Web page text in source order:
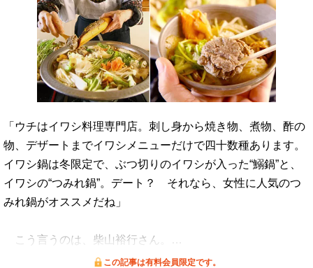
「ウチはイワシ料理専門店。刺し身から焼き物、煮物、酢の
物、デザートまでイワシメニューだけで四十数種あります。
イワシ鍋は冬限定で、ぶつ切りのイワシが入った“鰯鍋”と、
イワシの“つみれ鍋”。デート？ それなら、女性に人気のつ
みれ鍋がオススメだね」
こう言うのは、柴山裕行さん。…
この記事は有料会員限定です。